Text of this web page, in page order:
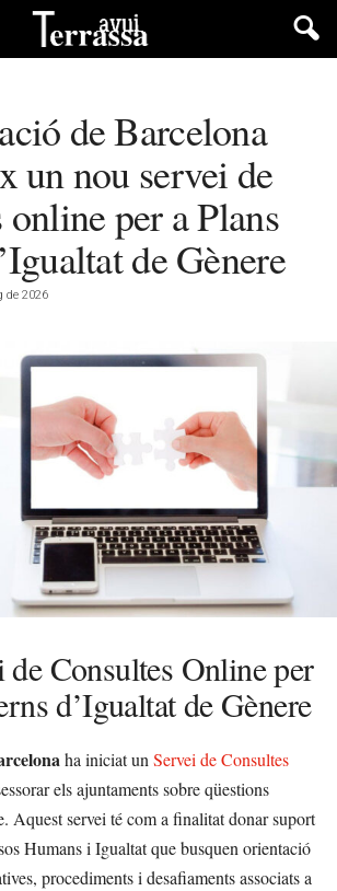
de Barcelona
un nou servei de
online per a Plans
de Gènere
de 2026
Consultes Online per
d’Igualtat de Gènere
ha iniciat un Servei de Consultes
els ajuntaments sobre qüestions
Aquest servei té com a finalitat donar suport
Humans i Igualtat que busquen orientació
procediments i desafiaments associats a